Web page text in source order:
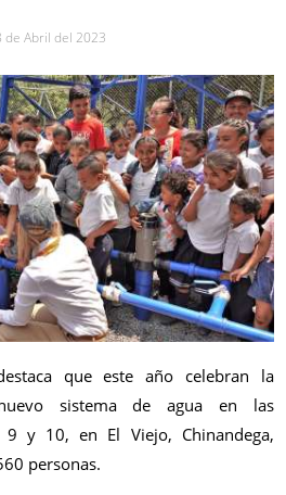
de Abril del 2023
que este año celebran la
sistema de agua en las
9 y 10, en El Viejo, Chinandega,
personas.